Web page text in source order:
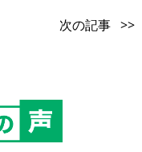
次の記事 >>